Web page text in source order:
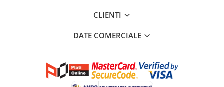
CLIENTI
DATE COMERCIALE